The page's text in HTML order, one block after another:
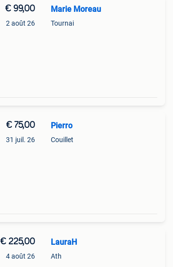
€ 99,00
2 août 26
Marie Moreau
Tournai
€ 75,00
31 juil. 26
Pierro
Couillet
€ 225,00
4 août 26
LauraH
Ath